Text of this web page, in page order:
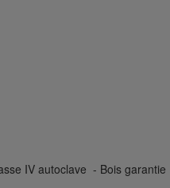
IV autoclave - Bois garantie